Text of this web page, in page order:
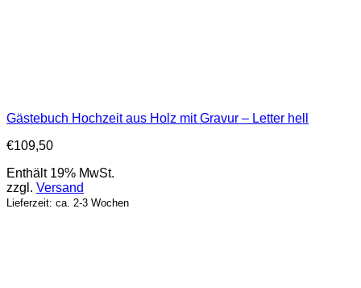
Gästebuch Hochzeit aus Holz mit Gravur – Letter hell
€109,50
Enthält 19% MwSt.
zzgl. Versand
Lieferzeit: ca. 2-3 Wochen